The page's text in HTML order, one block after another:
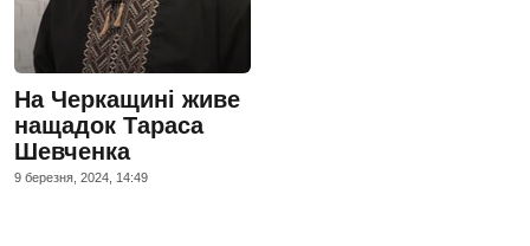
На Черкащині живе
нащадок Тараса
Шевченка
9 березня, 2024, 14:49